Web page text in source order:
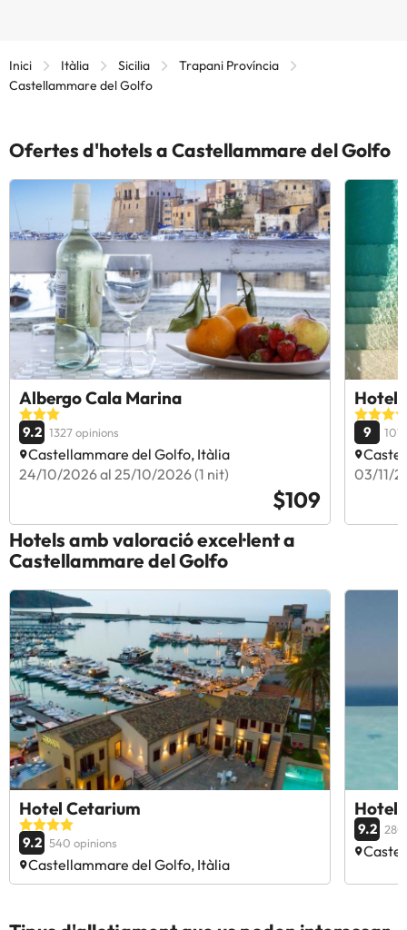
Inici Itàlia Sicilia
Trapani Província
Castellammare del Golfo
Ofertes d'hotels a Castellammare del Golfo
Albergo Cala Marina
9.2 1327 opinions
Castellammare del Golfo, Itàlia
24/10/2026 al 25/10/2026 (1 nit)
$109
Hotel
9
03/11/
Hotels amb valoració excel·lent a
Castellammare del Golfo
Hotel Cetarium
9.2 540 opinions
Castellammare del Golfo, Itàlia
Hotel
9.2 280